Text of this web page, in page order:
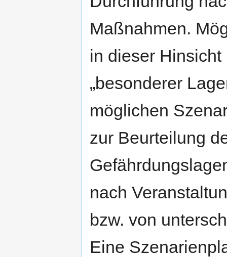
Maßnahmen.
in dieser
„besonderer
möglichen
zur Beurteilung
nach
bzw. von
Eine